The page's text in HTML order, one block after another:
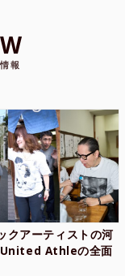
報
クアーティストの河
United Athleの全面